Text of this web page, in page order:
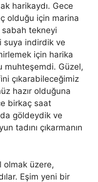
harikaydı. Gece
olduğu için marina
sabah tekneyi
suya indirdik ve
için harika
muhteşemdi. Güzel,
çıkarabileceğimiz
hazır olduğuna
birkaç saat
göldeydik ve
tadını çıkarmanın
olmak üzere,
Eşim yeni bir